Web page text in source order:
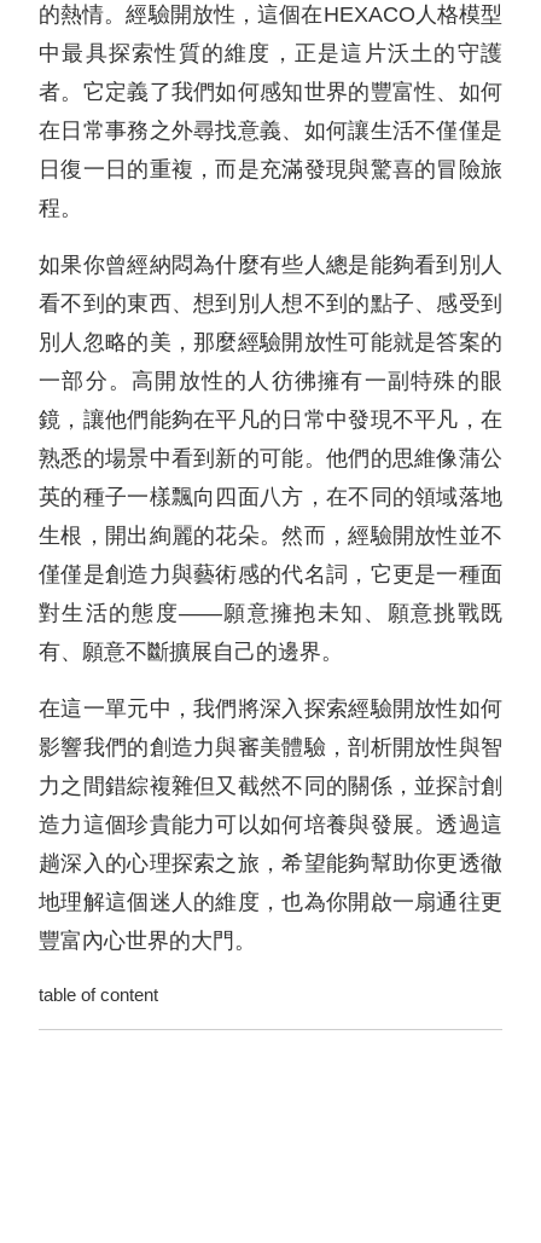
的熱情。經驗開放性，這個在HEXACO人格模型
中最具探索性質的維度，正是這片沃土的守護
者。它定義了我們如何感知世界的豐富性、如何
在日常事務之外尋找意義、如何讓生活不僅僅是
日復一日的重複，而是充滿發現與驚喜的冒險旅
程。
如果你曾經納悶為什麼有些人總是能夠看到別人
看不到的東西、想到別人想不到的點子、感受到
別人忽略的美，那麼經驗開放性可能就是答案的
一部分。高開放性的人彷彿擁有一副特殊的眼
鏡，讓他們能夠在平凡的日常中發現不平凡，在
熟悉的場景中看到新的可能。他們的思維像蒲公
英的種子一樣飄向四面八方，在不同的領域落地
生根，開出絢麗的花朵。然而，經驗開放性並不
僅僅是創造力與藝術感的代名詞，它更是一種面
對生活的態度——願意擁抱未知、願意挑戰既
有、願意不斷擴展自己的邊界。
在這一單元中，我們將深入探索經驗開放性如何
影響我們的創造力與審美體驗，剖析開放性與智
力之間錯綜複雜但又截然不同的關係，並探討創
造力這個珍貴能力可以如何培養與發展。透過這
趟深入的心理探索之旅，希望能夠幫助你更透徹
地理解這個迷人的維度，也為你開啟一扇通往更
豐富內心世界的大門。
table of content